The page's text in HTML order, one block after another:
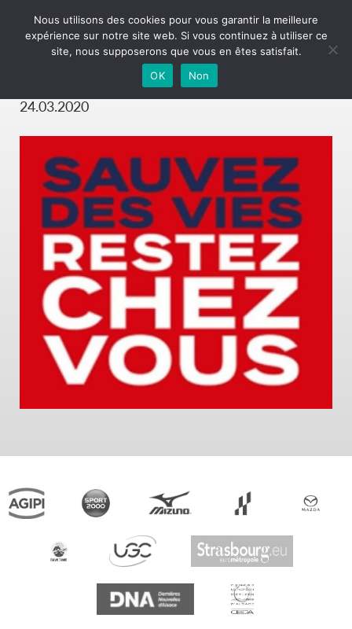
Screen Shot 2020-03-24
at 15.44.31
24.03.2020
Nous utilisons des cookies pour vous garantir la meilleure
expérience sur notre site web. Si vous continuez à utiliser ce
site, nous supposerons que vous en êtes satisfait.
OK
Non